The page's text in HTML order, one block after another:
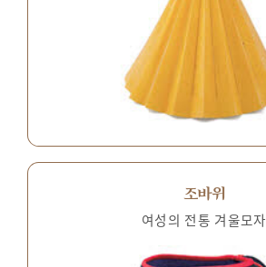
조바위
여성의 전통 겨울모자